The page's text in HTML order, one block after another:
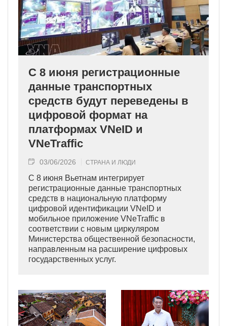
С 8 июня регистрационные
данные транспортных
средств будут переведены в
цифровой формат на
платформах VNeID и
VNeTraffic
03/06/2026 СТРАНА И ЛЮДИ
С 8 июня Вьетнам интегрирует
регистрационные данные транспортных
средств в национальную платформу
цифровой идентификации VNeID и
мобильное приложение VNeTraffic в
соответствии с новым циркуляром
Министерства общественной безопасности,
направленным на расширение цифровых
государственных услуг.